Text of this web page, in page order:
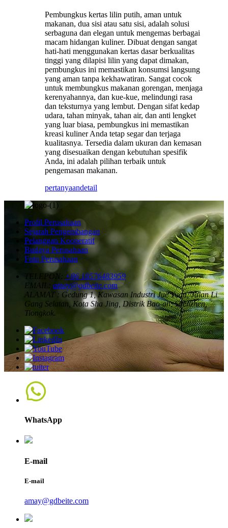
Pembungkus kertas lilin putih, aman untuk
makanan, dua sisi atau satu sisi, adalah solusi
serbaguna dan elegan untuk mengemas berbagai
macam hidangan kuliner. Dibuat dengan sangat
hati-hati menggunakan kertas dasar berkualitas
tinggi yang dilapisi lilin yang dapat dimakan,
pembungkus ini memastikan konsumsi langsung
yang aman tanpa kekhawatiran. Sangat cocok
untuk membungkus makanan gorengan, menjaga
kerenyahannya, dan kue-kue, melindungi rasa
dan teksturnya yang lembut. Dengan sifat kedap
udara, tahan minyak, tahan air, dan anti lengket
yang luar biasa, pembungkus ini memastikan
kreasi kuliner Anda tetap segar dan terjaga
kualitasnya. Tersedia dalam ukuran dan kemasan
yang disesuaikan dengan kebutuhan spesifik
Anda, ini adalah pilihan terbaik untuk
pengemasan makanan.
pertanyaandetail
Profil Perusahaan
Sejarah Pengembangan
Pelanggan Kooperatif
Budaya Perusahaan
Foto Perusahaan
TELEPON: +86 18576483959
EMAIL:
amay@gdbeite.com
ALAMAT : Gedung 1, Kawasan Industri Jue Yuan, Jalan Li
Gang Selatan, Kota Sha Jing, Distrik Bao-an, Shenzhen,
Tiongkok.
WhatsApp
E-mail
E-mail
amay@gdbeite.com